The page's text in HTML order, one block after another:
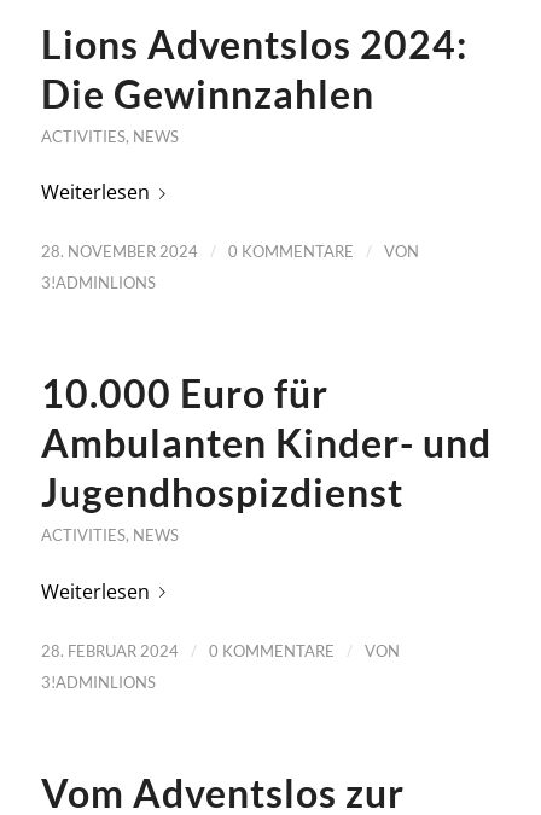
Lions Adventslos 2024:
Die Gewinnzahlen
ACTIVITIES, NEWS
Weiterlesen
28. NOVEMBER 2024 / 0 KOMMENTARE /
VON
3!ADMINLIONS
10.000 Euro für
Ambulanten Kinder- und
Jugendhospizdienst
ACTIVITIES, NEWS
Weiterlesen
28. FEBRUAR 2024 / 0 KOMMENTARE /
VON
3!ADMINLIONS
Vom Adventslos zur